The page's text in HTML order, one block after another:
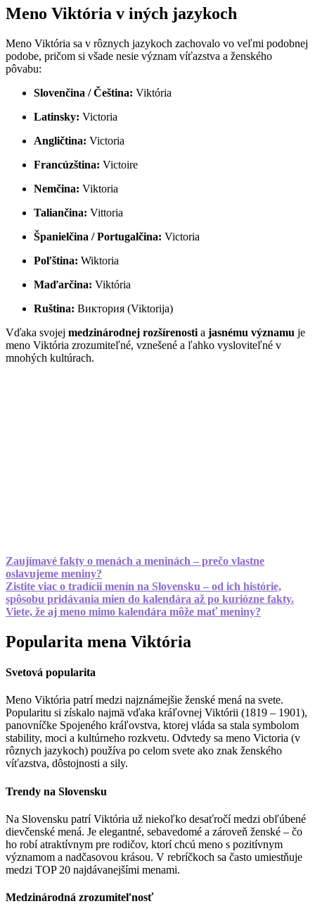
Meno Viktória v iných jazykoch
Meno Viktória sa v rôznych jazykoch zachovalo vo veľmi podobnej
podobe, pričom si všade nesie význam víťazstva a ženského
pôvabu:
Slovenčina / Čeština: Viktória
Latinsky: Victoria
Angličtina: Victoria
Francúzština: Victoire
Nemčina: Viktoria
Taliančina: Vittoria
Španielčina / Portugalčina: Victoria
Poľština: Wiktoria
Maďarčina: Viktória
Ruština: Виктория (Viktorija)
Vďaka svojej medzinárodnej rozšírenosti a jasnému významu je
meno Viktória zrozumiteľné, vznešené a ľahko vysloviteľné v
mnohých kultúrach.
Zaujímavé fakty o menách a meninách – prečo vlastne
oslavujeme meniny?
Zistite viac o tradícii menín na Slovensku – od ich histórie,
spôsobu pridávania mien do kalendára až po kuriózne fakty.
Viete, že aj meno mimo kalendára môže mať meniny?
Popularita mena Viktória
Svetová popularita
Meno Viktória patrí medzi najznámejšie ženské mená na svete.
Popularitu si získalo najmä vďaka kráľovnej Viktórii (1819 – 1901),
panovníčke Spojeného kráľovstva, ktorej vláda sa stala symbolom
stability, moci a kultúrneho rozkvetu. Odvtedy sa meno Victoria (v
rôznych jazykoch) používa po celom svete ako znak ženského
víťazstva, dôstojnosti a sily.
Trendy na Slovensku
Na Slovensku patrí Viktória už niekoľko desaťročí medzi obľúbené
dievčenské mená. Je elegantné, sebavedomé a zároveň ženské – čo
ho robí atraktívnym pre rodičov, ktorí chcú meno s pozitívnym
významom a nadčasovou krásou. V rebríčkoch sa často umiestňuje
medzi TOP 20 najdávanejšími menami.
Medzinárodná zrozumiteľnosť